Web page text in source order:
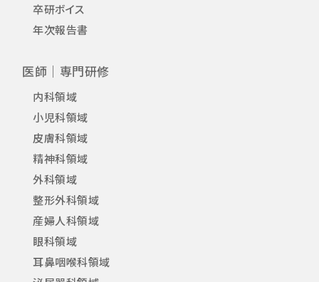
卒研ボイス
年次報告書
医師｜専門研修
内科領域
小児科領域
皮膚科領域
精神科領域
外科領域
整形外科領域
産婦人科領域
眼科領域
耳鼻咽喉科領域